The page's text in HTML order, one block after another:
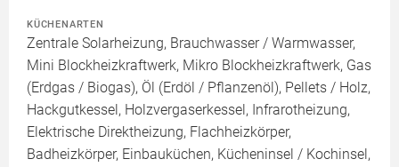
KÜCHENARTEN
Zentrale Solarheizung, Brauchwasser / Warmwasser,
Mini Blockheizkraftwerk, Mikro Blockheizkraftwerk, Gas
(Erdgas / Biogas), Öl (Erdöl / Pflanzenöl), Pellets / Holz,
Hackgutkessel, Holzvergaserkessel, Infrarotheizung,
Elektrische Direktheizung, Flachheizkörper,
Badheizkörper, Einbauküchen, Kücheninsel / Kochinsel,